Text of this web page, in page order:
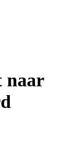
naar